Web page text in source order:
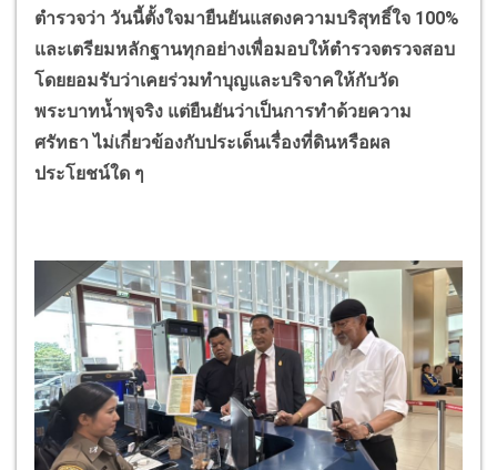
ตำรวจว่า วันนี้ตั้งใจมายืนยันแสดงความบริสุทธิ์ใจ 100%
และเตรียมหลักฐานทุกอย่างเพื่อมอบให้ตำรวจตรวจสอบ
โดยยอมรับว่าเคยร่วมทำบุญและบริจาคให้กับวัด
พระบาทน้ำพุจริง แต่ยืนยันว่าเป็นการทำด้วยความ
ศรัทธา ไม่เกี่ยวข้องกับประเด็นเรื่องที่ดินหรือผล
ประโยชน์ใด ๆ